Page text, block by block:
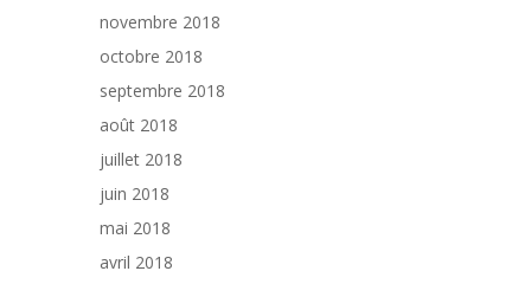
novembre 2018
octobre 2018
septembre 2018
août 2018
juillet 2018
juin 2018
mai 2018
avril 2018